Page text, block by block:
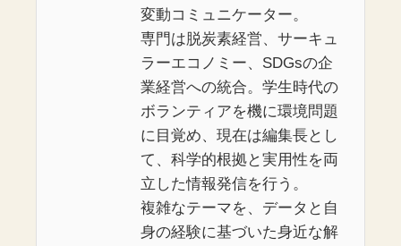
変動コミュニケーター。
専門は脱炭素経営、サーキュ
ラーエコノミー、SDGsの企
業経営への統合。学生時代の
ボランティアを機に環境問題
に目覚め、現在は編集長とし
て、科学的根拠と実用性を両
立した情報発信を行う。
複雑なテーマを、データと自
身の経験に基づいた身近な解